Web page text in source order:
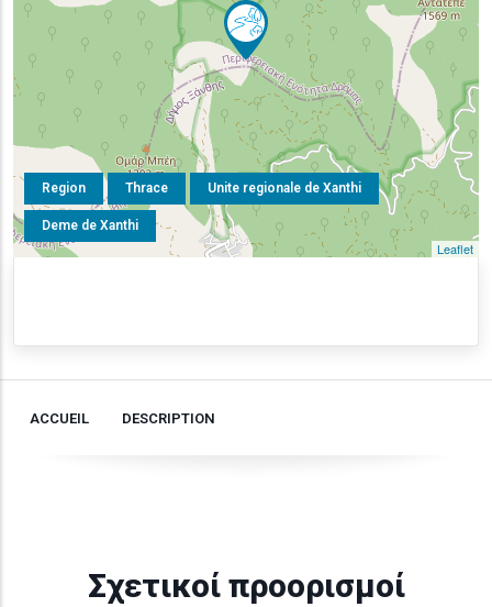
Region Thrace Unite regionale de Xanthi
Deme de Xanthi
Leaflet
ACCUEIL DESCRIPTION
Σχετικοί προορισμοί